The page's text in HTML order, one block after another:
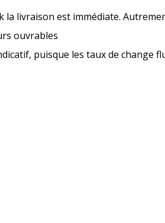
la livraison est immédiate.
ouvrables
puisque les taux de change